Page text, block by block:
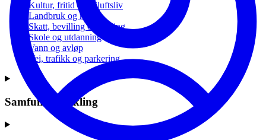
Kultur, fritid og friluftsliv
Landbruk og natur
Skatt, bevilling og næring
Skole og utdanning
Vann og avløp
Vei, trafikk og parkering
Samfunnsutvikling